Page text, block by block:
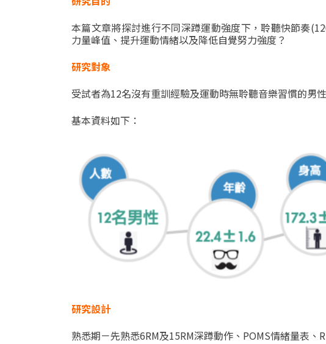
本篇文章將探討進行不同深蹲運動強度下，聆聽快節奏
力量峰值、提升運動情緒以及降低自覺努力強度？
研究對象
受試者為12名沒有重訓經驗及運動時無聆聽音樂習慣的男
基本資料如下：
研究設計
熟悉期－先熟悉6RM及15RM深蹲動作、 POMS情緒量表、